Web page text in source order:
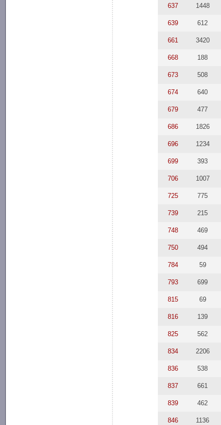
637 1448
639 612
661 3420
668 188
673 508
674 640
679 477
686 1826
696 1234
699 393
706 1007
725 775
739 215
748 469
750 494
784 59
793 699
815 69
816 139
825 562
834 2206
836 538
837 661
839 462
846 1136